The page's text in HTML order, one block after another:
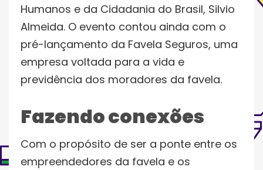
Humanos e da Cidadania do Brasil, Silvio
Almeida. O evento contou ainda com o
pré-lançamento da Favela Seguros, uma
empresa voltada para a vida e
previdência dos moradores da favela.
Fazendo conexões
Com o propósito de ser a ponte entre os
empreendedores da favela e os